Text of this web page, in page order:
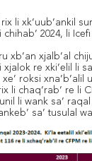
li xk’uub’ankil
2024, li
xb’an xjalb’al
xjalok re xki’elil li
roksi xna’b’alil
li chaq’rab’ re li
li wank sa’ raqal
sa’ tusulal